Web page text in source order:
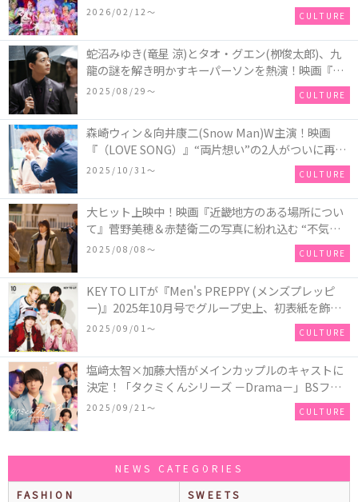
2026/02/12〜 CULTURE
蛇沼みゆき(⻯星 涼)とタオ・グエン(栁俊太郎)、九
⿓の謎を解き明かすキーパーソンを熱演！映画『九
⿓ジェネリックロマンス』初場⾯カットを解禁！
2025/08/29〜 CULTURE
森崎ウィン＆向井康二(Snow Man)W主演！映画
『（LOVE SONG）』“両片想い”の2人がついに再
会！ソウタとカイ、切なさと希望が交錯する運命の
2025/10/31〜 CULTURE
大ヒット上映中！映画『近畿地方のある場所につい
て』菅野美穂＆赤楚衛二の写真に紛れ込む “不気味
なお札”の正体とは！？
2025/08/08〜 CULTURE
KEY TO LITが『Men's PREPPY (メンズプレッピ
ー)』2025年10月号でグループ史上、初表紙を飾
る！高橋恭平(なにわ男子)はネクタイ＆ジャケッ
ト、リムレスメガネを身に着けたCoolな姿で登場
2025/09/01〜 CULTURE
塩﨑太智×加藤大悟がメインカップルのキャストに
決定！「タクミくんシリーズ －Drama－」BSフ
ジ・FODにて放送＆独占配信決定！シリーズ累計
500万部を超える大人気BL小説、初の連続ドラマ
2025/09/21〜 CULTURE
NEWS CATEGORIES
FASHION
SWEETS